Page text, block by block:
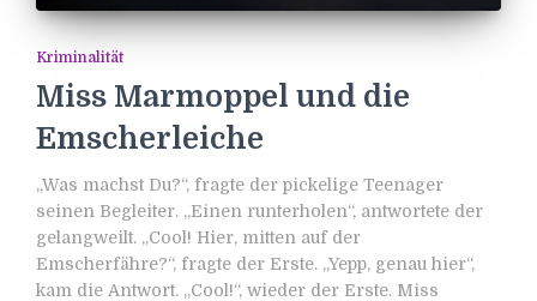
Kriminalität
Miss Marmoppel und die
Emscherleiche
„Was machst Du?“, fragte der pickelige Teenager
seinen Begleiter. „Einen runterholen“, antwortete der
gelangweilt. „Cool! Hier, mitten auf der
Emscherfähre?“, fragte der Erste. „Yepp, genau hier“,
kam die Antwort. „Cool!“, wieder der Erste. Miss